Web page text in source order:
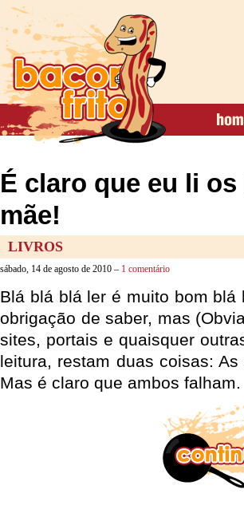
É claro que eu li
mãe!
LIVROS
sábado, 14 de agosto de 2010 – 1 comentário
Blá blá blá ler é muito bom
obrigação de saber, mas
sites, portais e quaisquer
leitura, restam duas coisas:
Mas é claro que ambos falham.